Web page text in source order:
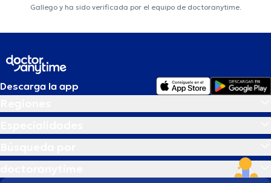
Gallego y ha sido verificada por el equipo de doctoranytime.
Descarga la app